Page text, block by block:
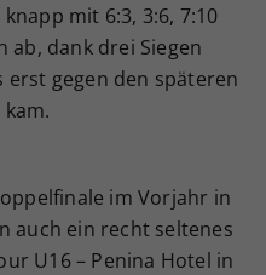
mit 6:3, 3:6, 7:10
ab, dank drei Siegen
erst gegen den späteren
im Vorjahr in
auch ein recht seltenes
U16 – Penina Hotel in